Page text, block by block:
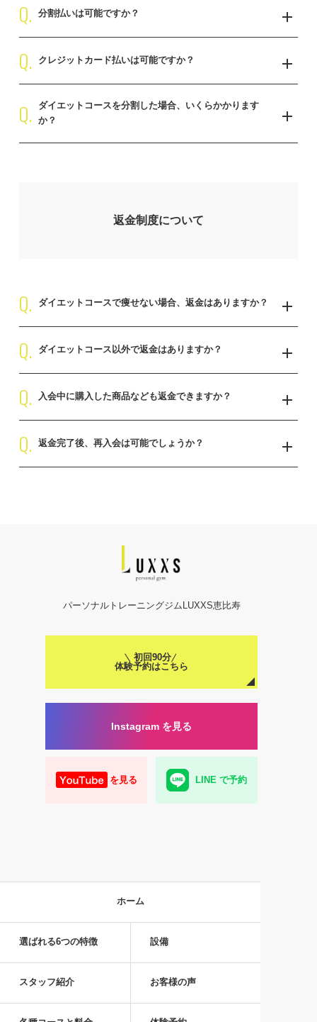
Q. 分割払いは可能ですか？
ダイエットコースのみ分割払いが可能となっております。分割払い
は提携ローンを組み、最大36回払いまでとなり、分割手数料がかか
ります。
Q. クレジットカード払いは可能ですか？
クレジットをはじめ、現金、銀行振込、その他でのお支払いも可能
となっています。
Q.
ダイエットコースを分割した場合、いくらかかります
か？
お支払い回数/36回
初回のお支払い
2回目以降のお支払い
いずれもお支払い回数は以下の通りです。
返金制度について
Q. ダイエットコースで痩せない場合、返金はありますか？
ご入会後、初回のトレーニングから30日間を経過しても全く効果を
感じない方は申請をいただく事でご返金いたします。
ただし、以下の要件を満たした方に限ります。
①30日間に6回以上当店のパーソナルトレーニングに通われている
事をし、毎日全ての食事写真を提出している
③先天性の糖尿病など遺伝的な代謝不良がある場合に事前申告をし
※初回のトレーニングから30日ほど経過しなければ効果を感じにく
Q. ダイエットコース以外で返金はありますか？
ありません。ダイエットコースのみ返金制度がございます。
Q. 入会中に購入した商品なども返金できますか？
返金できません。ご返金の対象はコース料金のみとなっておりま
す。
Q. 返金完了後、再入会は可能でしょうか？
パーソナルトレーニングジムLUXXS恵比寿
初回90分
体験予約はこちら
Instagram を見る
を見る LINE で予約
ホーム
選ばれる6つの特徴 設備
スタッフ紹介 お客様の声